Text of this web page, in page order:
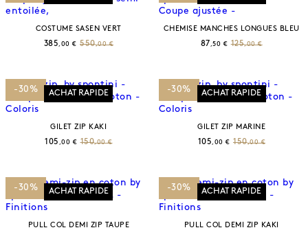
COSTUME SASEN VERT
385 ,00 € 550,00 €
CHEMISE MANCHES LONGUES BLEU
87 ,50 € 125,00 €
-30% ACHAT RAPIDE
GILET ZIP KAKI
105 ,00 € 150,00 €
-30% ACHAT RAPIDE
GILET ZIP MARINE
105 ,00 € 150,00 €
-30% ACHAT RAPIDE
PULL COL DEMI ZIP TAUPE
-30% ACHAT RAPIDE
PULL COL DEMI ZIP KAKI